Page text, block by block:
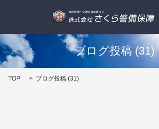
ブログ投稿 (31)
TOP ブログ投稿 (31)